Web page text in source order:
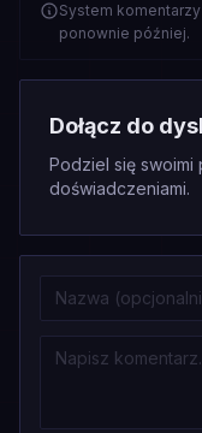
System
ponownie później.
Dołącz do
Podziel się swoimi
doświadczeniami.